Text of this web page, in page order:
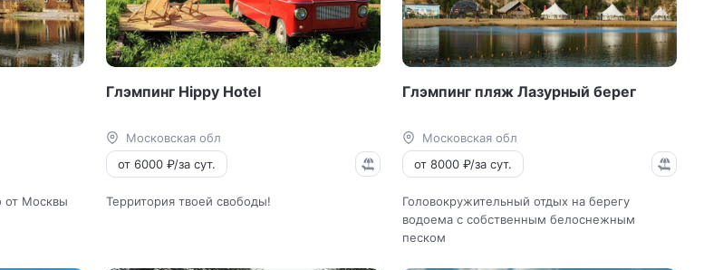
от Москвы
Глэмпинг Hippy Hotel
Московская обл
от 6000 ₽/за сут.
Территория твоей свободы!
Глэмпинг пляж Лазурный берег
Московская обл
от 8000 ₽/за сут.
Головокружительный отдых на берегу
водоема с собственным белоснежным
песком